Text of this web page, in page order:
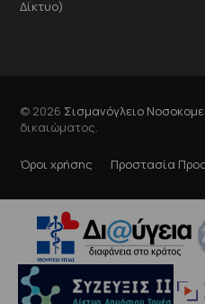
Δίκτυο)
© 2026 Σισμανόγλειο
δικαιώματος.
Όροι χρήσης Προστασία